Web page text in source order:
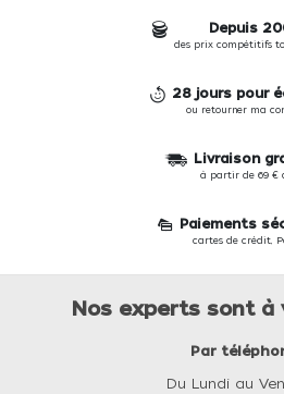
Depuis
des prix compétitifs
28 jours pour
ou retourner ma
Livraison
à partir de 69 €
Paiements
cartes de crédit,
Nos experts sont à
Par
Du Lundi au